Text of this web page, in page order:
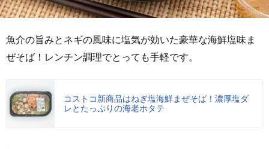
魚介の旨みとネギの風味に塩気が効いた豪華な海鮮塩味ま
ぜそば！レンチン調理でとっても手軽です。
コストコ新商品はねぎ塩海鮮まぜそば！濃厚塩ダ
レとたっぷりの海老ホタテ